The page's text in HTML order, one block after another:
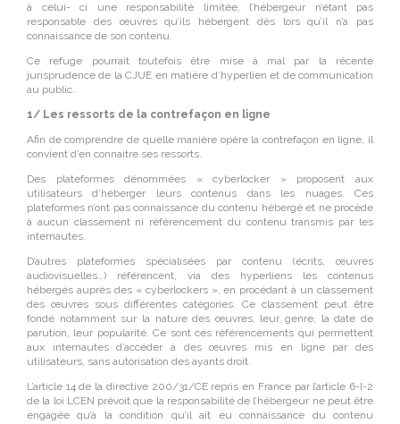
à celui- ci une responsabilité limitée, l’hébergeur n’étant pas
responsable des œuvres qu’ils hébergent dès lors qu’il n’a pas
connaissance de son contenu.
Ce refuge pourrait toutefois être mise à mal par la récente
jurisprudence de la CJUE en matière d’hyperlien et de communication
au public.
1/ Les ressorts de la contrefaçon en ligne
Afin de comprendre de quelle manière opère la contrefaçon en ligne, il
convient d’en connaitre ses ressorts.
Des plateformes dénommées « cyberlocker » proposent aux
utilisateurs d’héberger leurs contenus dans les nuages. Ces
plateformes n’ont pas connaissance du contenu hébergé et ne procède
à aucun classement ni référencement du contenu transmis par les
internautes.
D’autres plateformes spécialisées par contenu (écrits, œuvres
audiovisuelles…) référencent, via des hyperliens les contenus
hébergés auprès des « cyberlockers », en procédant à un classement
des œuvres sous différentes catégories. Ce classement peut être
fondé notamment sur la nature des œuvres, leur genre, la date de
parution, leur popularité. Ce sont ces référencements qui permettent
aux internautes d’accéder à des œuvres mis en ligne par des
utilisateurs, sans autorisation des ayants droit.
L’article 14 de la directive 200/31/CE repris en France par l’article 6-I-2
de la loi LCEN prévoit que la responsabilité de l’hébergeur ne peut être
engagée qu’à la condition qu’il ait eu connaissance du contenu